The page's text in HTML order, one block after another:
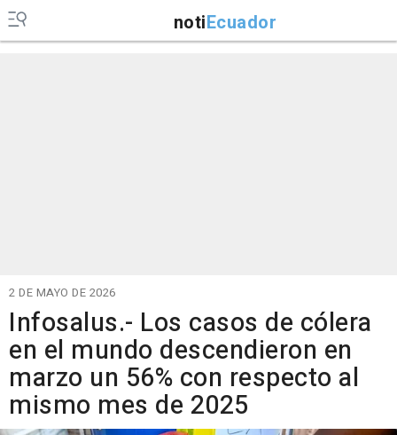
notiEcuador
2 DE MAYO DE 2026
Infosalus.- Los casos de cólera
en el mundo descendieron en
marzo un 56% con respecto al
mismo mes de 2025